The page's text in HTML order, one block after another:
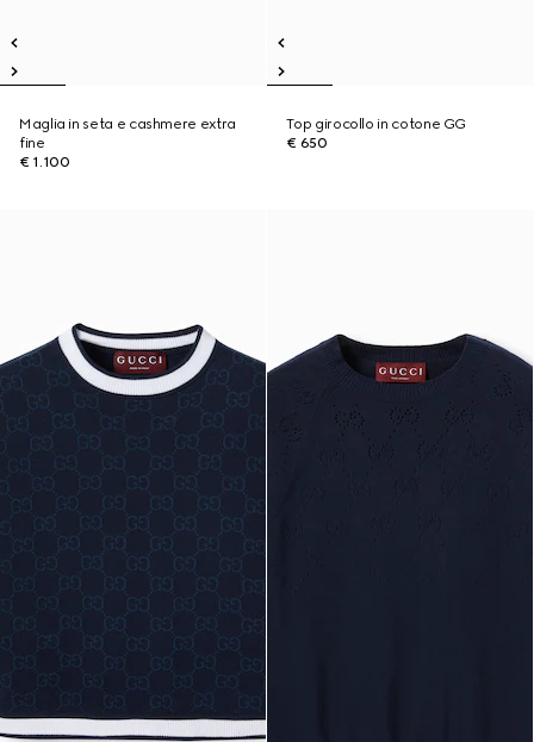
Maglia in seta e cashmere extra
fine
€ 1.100
Top girocollo in cotone GG
€ 650